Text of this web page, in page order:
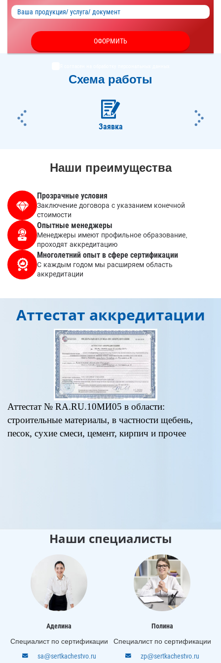
ОФОРМИТЬ
Схема работы
Заявка
Наши преимущества
Прозрачные условия
Заключение договора с указанием конечной
стоимости
Опытные менеджеры
Менеджеры имеют профильное образование,
проходят аккредитацию
Многолетний опыт в сфере сертификации
С каждым годом мы расширяем область
аккредитации
Аттестат аккредитации
Аттестат № RA.RU.10МИ05 в области:
строительные материалы, в частности щебень,
песок, сухие смеси, цемент, кирпич и прочее
Наши специалисты
Аделина
Специалист по сертификации
sa@sertkachestvo.ru
Полина
Специалист по сертификации
zp@sertkachestvo.ru